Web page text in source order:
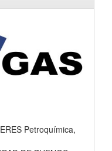
Petroquímica,